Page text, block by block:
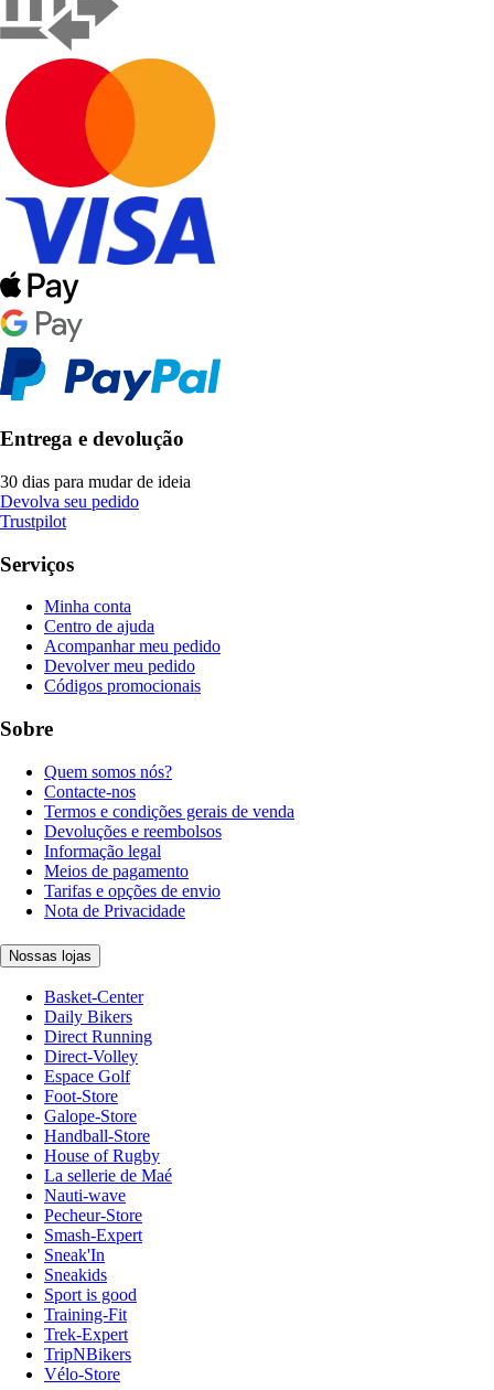
Entrega e devolução
30 dias para mudar de ideia
Devolva seu pedido
Trustpilot
Serviços
Minha conta
Centro de ajuda
Acompanhar meu pedido
Devolver meu pedido
Códigos promocionais
Sobre
Quem somos nós?
Contacte-nos
Termos e condições gerais de venda
Devoluções e reembolsos
Informação legal
Meios de pagamento
Tarifas e opções de envio
Nota de Privacidade
Nossas lojas
Basket-Center
Daily Bikers
Direct Running
Direct-Volley
Espace Golf
Foot-Store
Galope-Store
Handball-Store
House of Rugby
La sellerie de Maé
Nauti-wave
Pecheur-Store
Smash-Expert
Sneak'In
Sneakids
Sport is good
Training-Fit
Trek-Expert
TripNBikers
Vélo-Store